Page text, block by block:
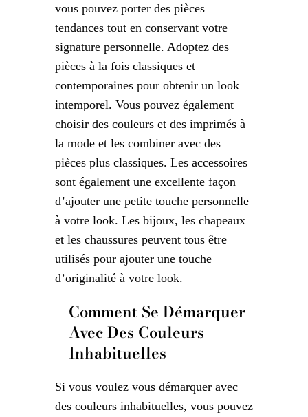
vous pouvez porter des pièces
tendances tout en conservant votre
signature personnelle. Adoptez des
pièces à la fois classiques et
contemporaines pour obtenir un look
intemporel. Vous pouvez également
choisir des couleurs et des imprimés à
la mode et les combiner avec des
pièces plus classiques. Les accessoires
sont également une excellente façon
d’ajouter une petite touche personnelle
à votre look. Les bijoux, les chapeaux
et les chaussures peuvent tous être
utilisés pour ajouter une touche
d’originalité à votre look.
Comment Se Démarquer
Avec Des Couleurs
Inhabituelles
Si vous voulez vous démarquer avec
des couleurs inhabituelles, vous pouvez